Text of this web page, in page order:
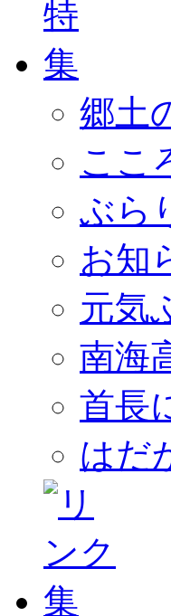
郷土
ここ
ぶら
お知
元気
南海
首長
はだ